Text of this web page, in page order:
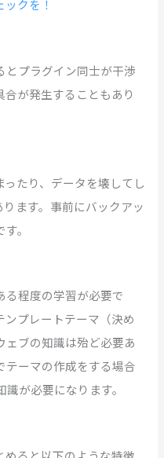
クを！
とプラグイン同士が干渉
が発生することもあり
たり、データを壊してし
ます。事前にバックアッ
。
程度の学習が必要で
プレートテーマ（決め
ェブの知識は殆ど必要あ
テーマの作成をする場合
が必要になります。